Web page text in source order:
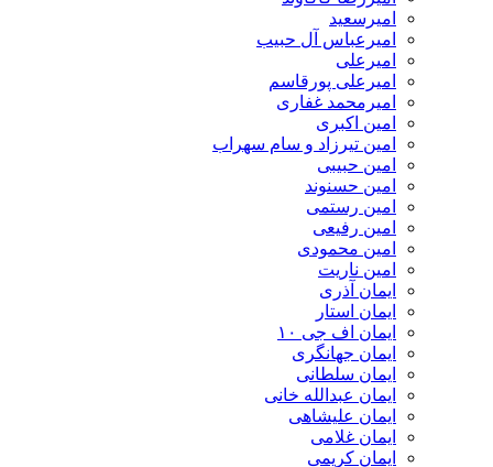
امیرسعید
امیرعباس آل حبیب
امیرعلی
امیرعلی پورقاسم
امیرمحمد غفاری
امین اکبری
امین تیرزاد و سام سهراب
امین حبیبی
امین حسنوند
امین رستمی
امین رفیعی
امین محمودی
امین ناریت
ایمان آذری
ایمان استار
ایمان اف جی ۱۰
ایمان جهانگری
ایمان سلطانی
ایمان عبدالله خانی
ایمان علیشاهی
ایمان غلامی
ایمان کریمی